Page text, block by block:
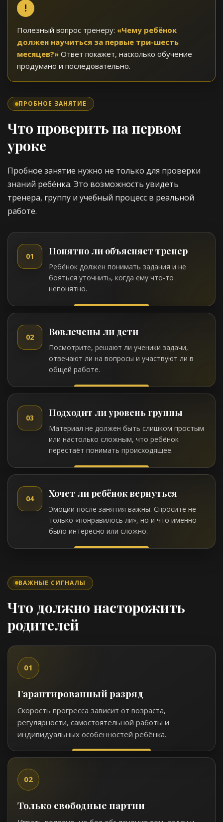
Полезный вопрос тренеру: «Чему ребёнок
должен научиться за первые три-шесть
месяцев?» Ответ покажет, насколько обучение
продумано и последовательно.
ПРОБНОЕ ЗАНЯТИЕ
Что проверить на первом
уроке
Пробное занятие нужно не только для проверки
знаний ребёнка. Это возможность увидеть
тренера, группу и учебный процесс в реальной
работе.
01 Понятно ли объясняет тренер
Ребёнок должен понимать задания и не
бояться уточнить, когда ему что-то
непонятно.
02 Вовлечены ли дети
Посмотрите, решают ли ученики задачи,
отвечают ли на вопросы и участвуют ли в
общей работе.
03 Подходит ли уровень группы
Материал не должен быть слишком простым
или настолько сложным, что ребёнок
перестаёт понимать происходящее.
04 Хочет ли ребёнок вернуться
Эмоции после занятия важны. Спросите не
только «понравилось ли», но и что именно
было интересно или сложно.
ВАЖНЫЕ СИГНАЛЫ
Что должно насторожить
родителей
01
Гарантированный разряд
Скорость прогресса зависит от возраста,
регулярности, самостоятельной работы и
индивидуальных особенностей ребёнка.
02
Только свободные партии